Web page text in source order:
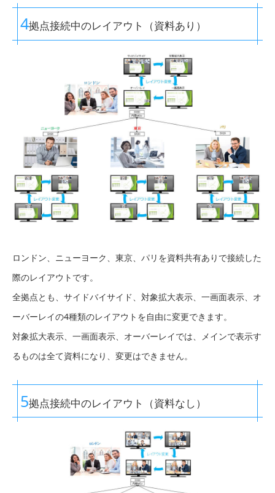
4拠点接続中のレイアウト（資料あり）
ロンドン、ニューヨーク、東京、パリを資料共有ありで接続した
際のレイアウトです。
全拠点とも、サイドバイサイド、対象拡大表示、一画面表示、オ
ーバーレイの4種類のレイアウトを自由に変更できます。
対象拡大表示、一画面表示、オーバーレイでは、メインで表示す
るものは全て資料になり、変更はできません。
5拠点接続中のレイアウト（資料なし）